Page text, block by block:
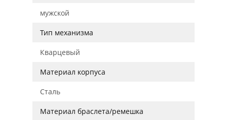
мужской
Тип механизма
Кварцевый
Материал корпуса
Сталь
Материал браслета/ремешка